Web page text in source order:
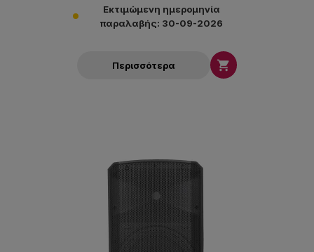
Εκτιμώμενη ημερομηνία
παραλαβής: 30-09-2026
Περισσότερα 